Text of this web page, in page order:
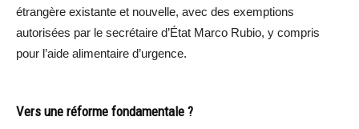
étrangère existante et nouvelle, avec des exemptions
autorisées par le secrétaire d’État Marco Rubio, y compris
pour l’aide alimentaire d’urgence.
Vers une réforme fondamentale ?